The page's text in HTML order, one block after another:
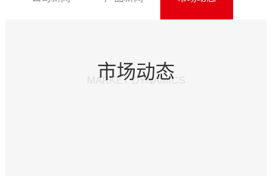
市场动态
MARKET DYNAMICS